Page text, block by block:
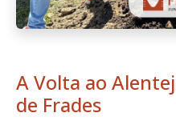
A Volta ao
de Frades